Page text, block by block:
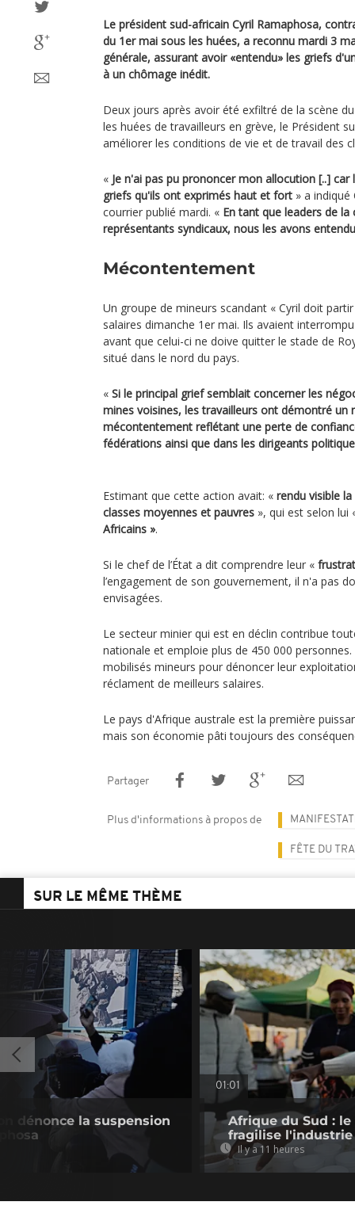
Le président sud-africain Cyril Ramaphosa,
du 1er mai sous les huées, a reconnu mardi 3
générale, assurant avoir «entendu» les griefs
à un chômage inédit.
Deux jours après avoir été exfiltré de la scène
les huées de travailleurs en grève, le Président
améliorer les conditions de vie et de travail des
« Je n'ai pas pu prononcer mon allocution [..]
griefs qu'ils ont exprimés haut et fort » a indiqué
courrier publié mardi. « En tant que leaders de
représentants syndicaux, nous les avons
Mécontentement
Un groupe de mineurs scandant « Cyril doit
salaires dimanche 1er mai. Ils avaient
avant que celui-ci ne doive quitter le stade de
situé dans le nord du pays.
« Si le principal grief semblait concerner les
mines voisines, les travailleurs ont démontré un
mécontentement reflétant une perte de
fédérations ainsi que dans les dirigeants
Estimant que cette action avait: « rendu visible
classes moyennes et pauvres », qui est selon lui
Africains ».
Si le chef de l’État a dit comprendre leur «
l’engagement de son gouvernement, il n'a pas
envisagées.
Le secteur minier qui est en déclin contribue
nationale et emploie plus de 450 000
mobilisés mineurs pour dénoncer leur
réclament de meilleurs salaires.
Le pays d'Afrique australe est la première
mais son économie pâti toujours des
Partager
Plus d'informations à propos de
FÊTE DU
SUR LE MÊME THÈME
dénonce la suspension
01:01
Afrique du Sud :
fragilise
Il y a 11 heures